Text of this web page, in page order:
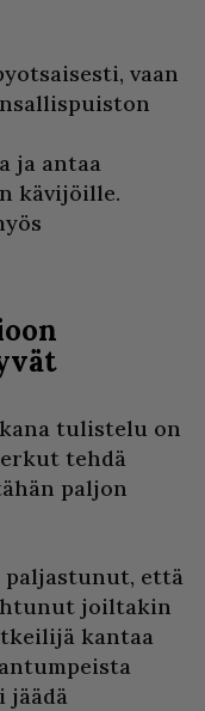
vaan
ja antaa
kävijöille.
tulistelu on
tehdä
paljon
paljastunut, että
joiltakin
kantaa
jäädä